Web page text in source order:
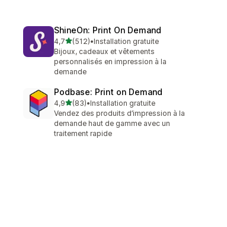
ShineOn: Print On Demand
4,7étoile(s) sur 5
(512)
512 avis au total
•Installation gratuite
Bijoux, cadeaux et vêtements
personnalisés en impression à la
demande
Podbase: Print on Demand
4,9étoile(s) sur 5
(83)
83 avis au total
•Installation gratuite
Vendez des produits d’impression à la
demande haut de gamme avec un
traitement rapide